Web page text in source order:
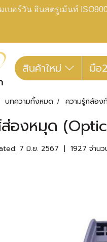
เบอร์วัน อินสตรูเม้นท์
สินค้าใหม่ มือ2
บทความทั้งหมด ความรู้กล้อง
ส่องหมุด
7 มิ.ย. 2567 | 1927 จำนว